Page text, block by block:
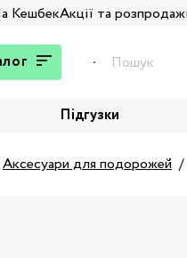
КешбекАкції та
та джинси
та піджаки
Підгузки
Аксесуари для подорожей